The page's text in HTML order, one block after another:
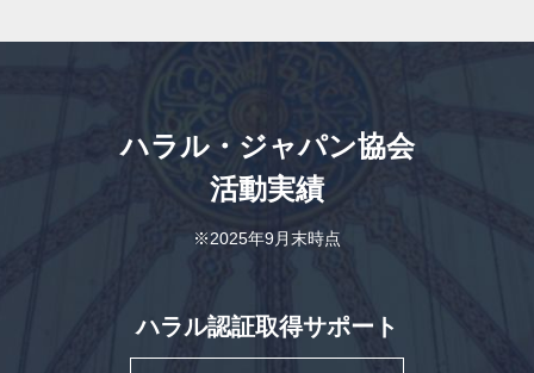
ハラル・ジャパン協会
活動実績
※2025年9月末時点
ハラル認証取得サポート